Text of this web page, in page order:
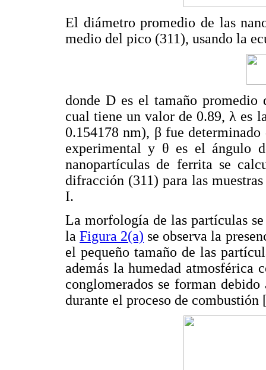
El diámetro promedio de las
medio del pico (311), usando la
donde D es el tamaño
cual tiene un valor de 0.89, λ es
0.154178 nm), β fue
experimental y θ es el ángulo
nanopartículas de ferrita se
difracción (311) para las
I.
La morfología de las partículas
laFigura 2(a) se observa la
el pequeño tamaño de las
además la humedad atmosférica
conglomerados se forman
durante el proceso de combustión